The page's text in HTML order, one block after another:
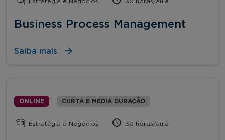
Business Process Management
Saiba mais
ONLINE CURTA E MÉDIA DURAÇÃO
Estratégia e Negócios 30 horas/aula